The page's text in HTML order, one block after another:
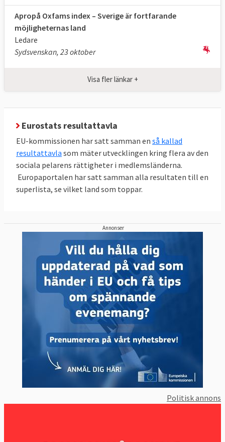
Källa: Eurostat 2024, klicka på länk ovan.
mål
2025
unga 15-
29 år som
varken
arbetar,
praktiserar
eller
9 %
%
: Eurostat 2025, klicka på länk ovan.
2. UTBILDNINGSMÅL
Minst 60 procent av vuxna 25-64 år ska delta
i vidareutbildning eller kompetensutveckling
varje år senast 2030. Men redan 2025 ska
enligt beslut i ministerrådet andelen vara 47
procent.
I utbildningsmålet ingår också att minst 80
grundläggande digitala färdigheter. Vidare
Apropå Oxfams index – Sverige är fortfarande
möjligheternas land
Ledare
Sydsvenskan, 23 oktober
Visa fler länkar +
Eurostats resultattavla
EU-kommissionen har satt samman en så kallad
resultattavla som mäter utvecklingen kring flera av den
sociala pelarens rättigheter i medlemsländerna.
Europaportalen har satt samman alla resultaten till en
superlista, se vilket land som toppar.
Annonser
Politisk annons